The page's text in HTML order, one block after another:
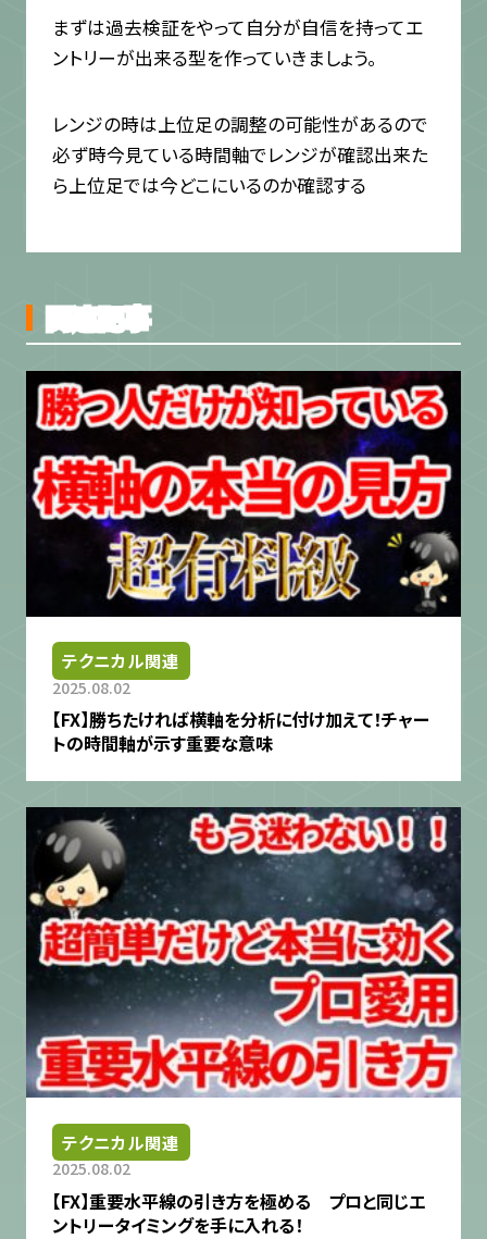
まずは過去検証をやって自分が自信を持ってエ
ントリーが出来る型を作っていきましょう。
レンジの時は上位足の調整の可能性があるので
必ず時今見ている時間軸でレンジが確認出来た
ら上位足では今どこにいるのか確認する
関連記事
テクニカル関連
2025.08.02
【FX】勝ちたければ横軸を分析に付け加えて！チャー
トの時間軸が示す重要な意味
テクニカル関連
2025.08.02
【FX】重要水平線の引き方を極める プロと同じエ
ントリータイミングを手に入れる！